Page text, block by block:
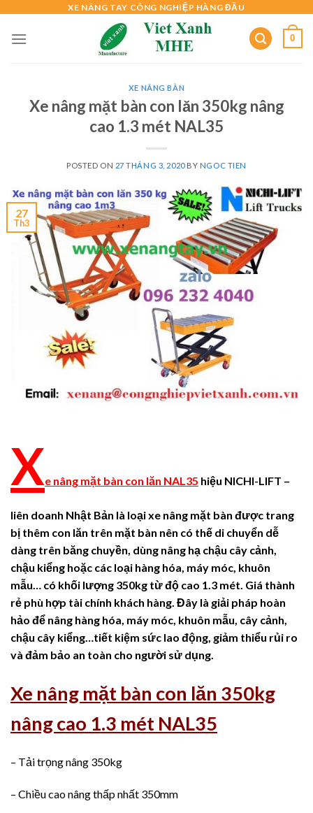
content
XE NÂNG TAY CÔNG NGHIỆP HÀNG ĐẦU
0
XE NÂNG BÀN
Xe nâng mặt bàn con lăn 350kg nâng
cao 1.3 mét NAL35
POSTED ON 27 THÁNG 3, 2020BY NGOC TIEN
27
Th3
Xe nâng mặt bàn con lăn NAL35 hiệu NICHI-LIFT –
liên doanh Nhật Bản là loại xe nâng mặt bàn được trang
bị thêm con lăn trên mặt bàn nên có thế di chuyển dễ
dàng trên băng chuyền, dùng nâng hạ chậu cây cảnh,
chậu kiểng hoặc các loại hàng hóa, máy móc, khuôn
mẫu… có khối lượng 350kg từ độ cao 1.3 mét. Giá thành
rẻ phù hợp tài chính khách hàng. Đây là giải pháp hoàn
hảo để nâng hàng hóa, máy móc, khuôn mẫu, cây cảnh,
chậu cây kiểng…tiết kiệm sức lao động, giảm thiểu rủi ro
và đảm bảo an toàn cho người sử dụng.
Xe nâng mặt bàn con lăn 350kg
nâng cao 1.3 mét NAL35
– Tải trọng nâng 350kg
– Chiều cao nâng thấp nhất 350mm